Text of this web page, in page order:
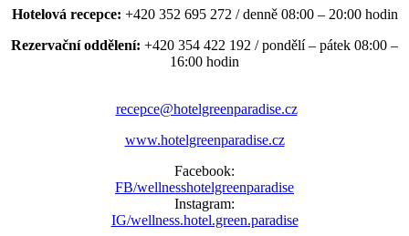
Hotelová recepce: +420 352 695 272 / denně 08:00 – 20:00 hodin
Rezervační oddělení: +420 354 422 192 / pondělí – pátek 08:00 –
16:00 hodin
recepce@hotelgreenparadise.cz
www.hotelgreenparadise.cz
Facebook:
FB/wellnesshotelgreenparadise
Instagram:
IG/wellness.hotel.green.paradise